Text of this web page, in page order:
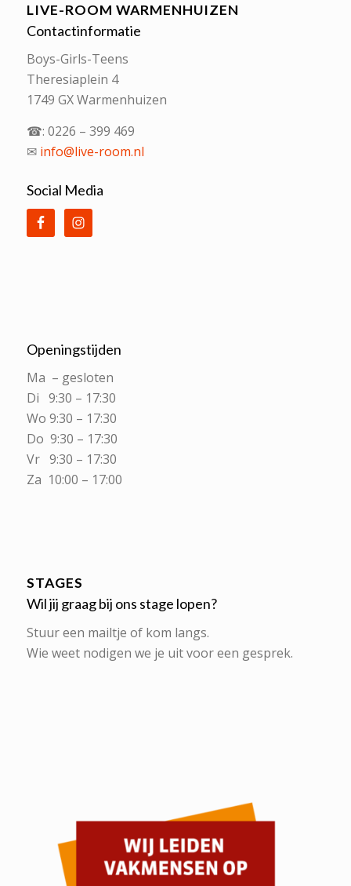
LIVE-ROOM WARMENHUIZEN
Contactinformatie
Boys-Girls-Teens
Theresiaplein 4
1749 GX Warmenhuizen
☎: 0226 – 399 469
✉ info@live-room.nl
Social Media
Openingstijden
Ma – gesloten
Di 9:30 – 17:30
Wo 9:30 – 17:30
Do 9:30 – 17:30
Vr 9:30 – 17:30
Za 10:00 – 17:00
STAGES
Wil jij graag bij ons stage lopen?
Stuur een mailtje of kom langs.
Wie weet nodigen we je uit voor een gesprek.